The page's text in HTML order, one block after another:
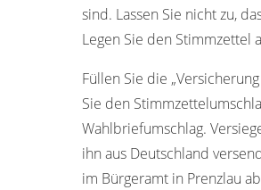
sind. Lassen Sie nicht zu,
Legen Sie den Stimmzettel
Füllen Sie die
Sie den
Wahlbriefumschlag.
ihn aus Deutschland
im Bürgeramt in Prenzlau